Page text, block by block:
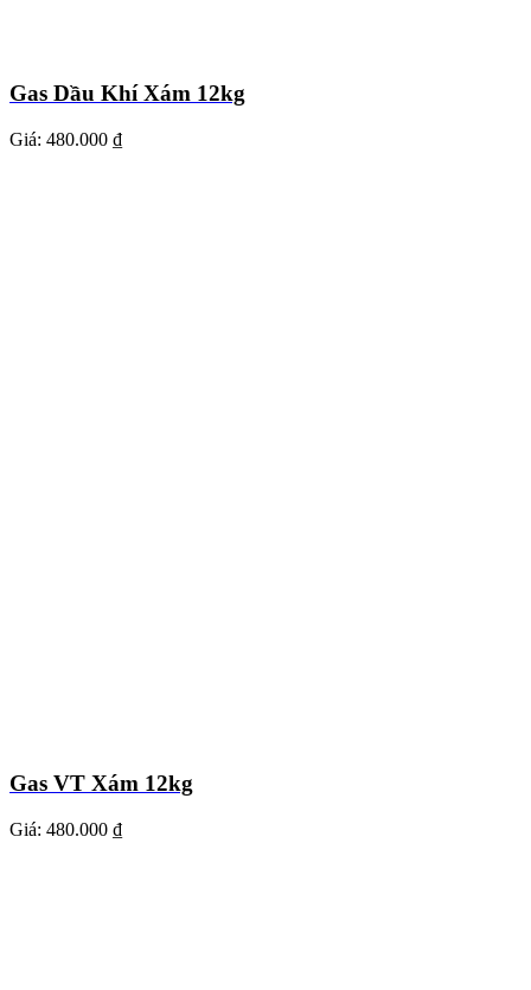
Gas Dầu Khí Xám 12kg
Giá: 480.000 ₫
Gas VT Xám 12kg
Giá: 480.000 ₫